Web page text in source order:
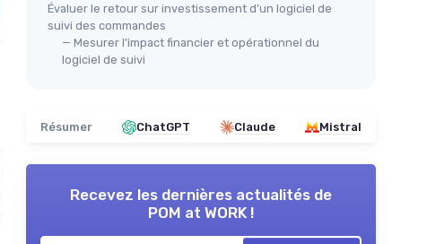
Évaluer le retour sur investissement d’un logiciel de
suivi des commandes
— Mesurer l’impact financier et opérationnel du
logiciel de suivi
Résumer ChatGPT Claude Mistral
Recevez les dernières actualités de
POM at WORK !